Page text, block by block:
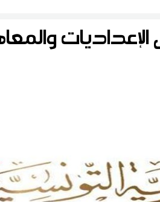
khadamet.education.tn للحصول على نتيجة المشاركة في هذه